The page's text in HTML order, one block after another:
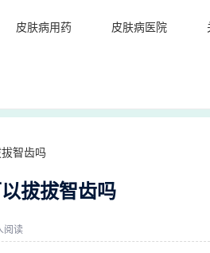
皮肤病用药 皮肤病医院
智齿吗
拔拔智齿吗
阅读